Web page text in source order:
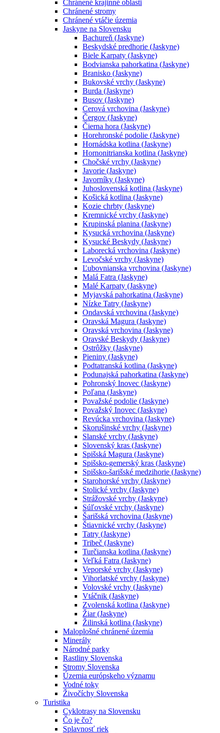
Chránené krajinné oblasti
Chránené stromy
Chránené vtáčie územia
Jaskyne na Slovensku
Bachureň (Jaskyne)
Beskydské predhorie (Jaskyne)
Biele Karpaty (Jaskyne)
Bodvianska pahorkatina (Jaskyne)
Branisko (Jaskyne)
Bukovské vrchy (Jaskyne)
Burda (Jaskyne)
Busov (Jaskyne)
Cerová vrchovina (Jaskyne)
Čergov (Jaskyne)
Čierna hora (Jaskyne)
Horehronské podolie (Jaskyne)
Hornádska kotlina (Jaskyne)
Hornonitrianska kotlina (Jaskyne)
Chočské vrchy (Jaskyne)
Javorie (Jaskyne)
Javorníky (Jaskyne)
Juhoslovenská kotlina (Jaskyne)
Košická kotlina (Jaskyne)
Kozie chrbty (Jaskyne)
Kremnické vrchy (Jaskyne)
Krupinská planina (Jaskyne)
Kysucká vrchovina (Jaskyne)
Kysucké Beskydy (Jaskyne)
Laborecká vrchovina (Jaskyne)
Levočské vrchy (Jaskyne)
Ľubovnianska vrchovina (Jaskyne)
Malá Fatra (Jaskyne)
Malé Karpaty (Jaskyne)
Myjavská pahorkatina (Jaskyne)
Nízke Tatry (Jaskyne)
Ondavská vrchovina (Jaskyne)
Oravská Magura (Jaskyne)
Oravská vrchovina (Jaskyne)
Oravské Beskydy (Jaskyne)
Ostrôžky (Jaskyne)
Pieniny (Jaskyne)
Podtatranská kotlina (Jaskyne)
Podunajská pahorkatina (Jaskyne)
Pohronský Inovec (Jaskyne)
Poľana (Jaskyne)
Považské podolie (Jaskyne)
Považský Inovec (Jaskyne)
Revúcka vrchovina (Jaskyne)
Skorušinské vrchy (Jaskyne)
Slanské vrchy (Jaskyne)
Slovenský kras (Jaskyne)
Spišská Magura (Jaskyne)
Spišsko-gemerský kras (Jaskyne)
Spišsko-šarišské medzihorie (Jaskyne)
Starohorské vrchy (Jaskyne)
Stolické vrchy (Jaskyne)
Strážovské vrchy (Jaskyne)
Súľovské vrchy (Jaskyne)
Šarišská vrchovina (Jaskyne)
Štiavnické vrchy (Jaskyne)
Tatry (Jaskyne)
Tribeč (Jaskyne)
Turčianska kotlina (Jaskyne)
Veľká Fatra (Jaskyne)
Veporské vrchy (Jaskyne)
Vihorlatské vrchy (Jaskyne)
Volovské vrchy (Jaskyne)
Vtáčnik (Jaskyne)
Zvolenská kotlina (Jaskyne)
Žiar (Jaskyne)
Žilinská kotlina (Jaskyne)
Maloplošné chránené územia
Minerály
Národné parky
Rastliny Slovenska
Stromy Slovenska
Územia európskeho významu
Vodné toky
Živočíchy Slovenska
Turistika
Cyklotrasy na Slovensku
Čo je čo?
Splavnosť riek